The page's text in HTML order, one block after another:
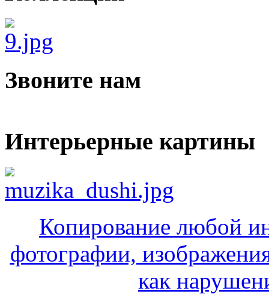
Звоните нам
Интерьерные картины
Копирование любой
фотографии,
как